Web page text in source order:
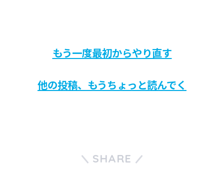
もう一度最初からやり直す
他の投稿、もうちょっと読んでく
SHARE